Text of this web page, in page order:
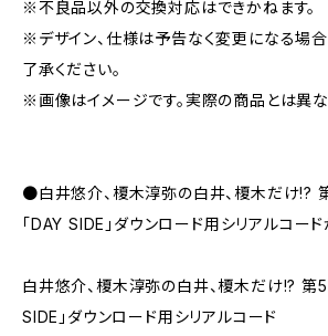
※不良品以外の交換対応はできかねます。
※デザイン、仕様は予告なく変更になる場合
了承ください。
※画像はイメージです。実際の商品とは異な
●白井悠介、榎木淳弥の白井、榎木だけ!?
「DAY SIDE」ダウンロード用シリアルコード
白井悠介、榎木淳弥の白井、榎木だけ!? 第
SIDE」ダウンロード用シリアルコード